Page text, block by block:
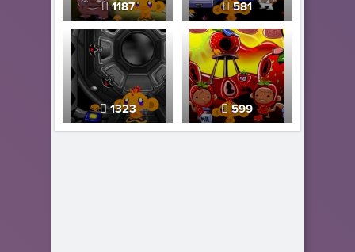
1187 581
1323 599